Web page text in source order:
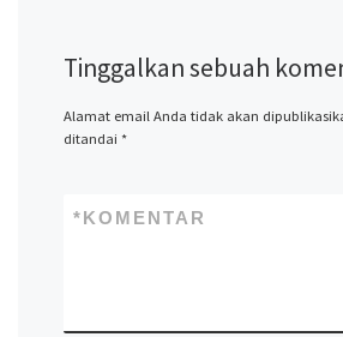
Tinggalkan sebuah
Alamat email Anda tidak akan
ditandai *
KOMENTAR
*